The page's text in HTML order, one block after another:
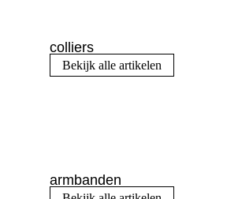
colliers
Bekijk alle artikelen
armbanden